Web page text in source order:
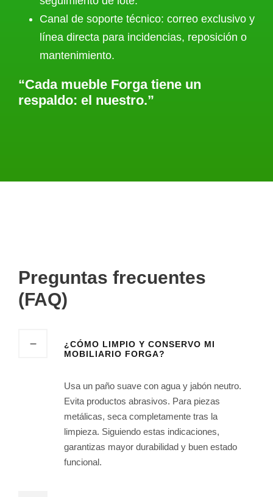
Canal de soporte técnico: correo exclusivo y
línea directa para incidencias, reposición o
mantenimiento.
“Cada mueble Forga tiene un
respaldo: el nuestro.”
Preguntas frecuentes
(FAQ)
¿CÓMO LIMPIO Y CONSERVO MI
MOBILIARIO FORGA?
Usa un paño suave con agua y jabón neutro.
Evita productos abrasivos. Para piezas
metálicas, seca completamente tras la
limpieza. Siguiendo estas indicaciones,
garantizas mayor durabilidad y buen estado
funcional.